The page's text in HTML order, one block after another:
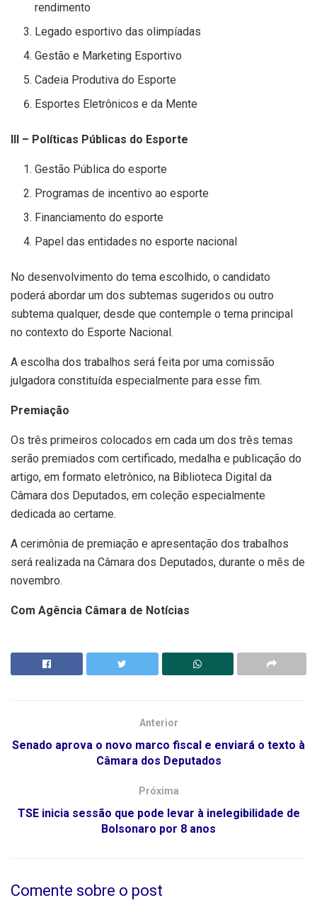
rendimento
Legado esportivo das olimpíadas
Gestão e Marketing Esportivo
Cadeia Produtiva do Esporte
Esportes Eletrônicos e da Mente
III – Políticas Públicas do Esporte
Gestão Pública do esporte
Programas de incentivo ao esporte
Financiamento do esporte
Papel das entidades no esporte nacional
No desenvolvimento do tema escolhido, o candidato
poderá abordar um dos subtemas sugeridos ou outro
subtema qualquer, desde que contemple o tema principal
no contexto do Esporte Nacional.
A escolha dos trabalhos será feita por uma comissão
julgadora constituída especialmente para esse fim.
Premiação
Os três primeiros colocados em cada um dos três temas
serão premiados com certificado, medalha e publicação do
artigo, em formato eletrônico, na Biblioteca Digital da
Câmara dos Deputados, em coleção especialmente
dedicada ao certame.
A cerimônia de premiação e apresentação dos trabalhos
será realizada na Câmara dos Deputados, durante o mês de
novembro.
Com Agência Câmara de Notícias
Anterior
Senado aprova o novo marco fiscal e enviará o texto à
Câmara dos Deputados
Próxima
TSE inicia sessão que pode levar à inelegibilidade de
Bolsonaro por 8 anos
Comente sobre o post